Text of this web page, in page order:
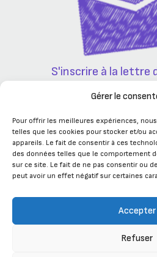
Gérer le
Pour offrir les meilleures expériences,
telles que les cookies pour stocker et/ou
appareils. Le fait de consentir à ces
des données telles que le comportement
sur ce site. Le fait de ne pas consentir ou
peut avoir un effet négatif sur certaines
Accepter
Refuser
S'inscrire à la lettre
Se